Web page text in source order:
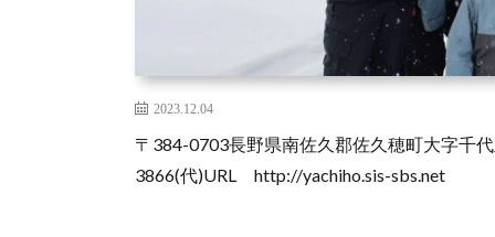
2023.12.04
〒384-0703長野県南佐久郡佐久穂町大字千
3866(代)URL http://yachiho.sis-sbs.net